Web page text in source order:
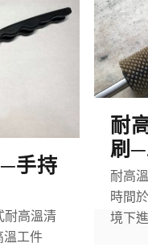
手持
耐高溫清
溫工件
耐
刷
耐高
時間
境下